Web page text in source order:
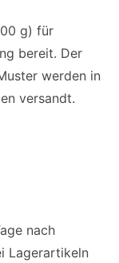
g) für
bereit. Der
werden in
versandt.
nach
Lagerartikeln